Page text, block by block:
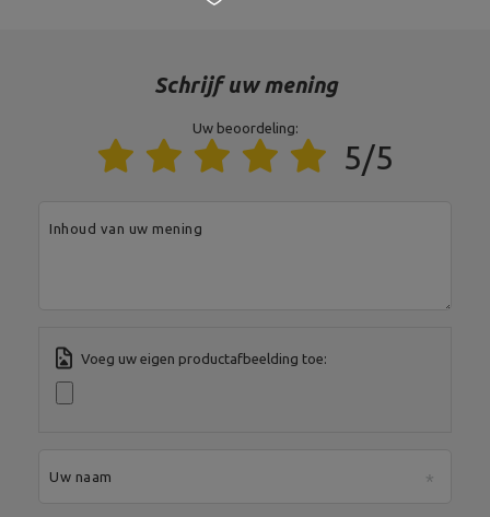
MARBO Ulikowski
MARBO Ulikowski
Spółka Komandytowa
Je e-mailadres:
Postcode:
Stad:Starachowice
Land: Poland
Schrijf uw mening
Uw beoordeling:
5/5
Inhoud van uw mening
Voeg uw eigen productafbeelding toe:
Uw naam